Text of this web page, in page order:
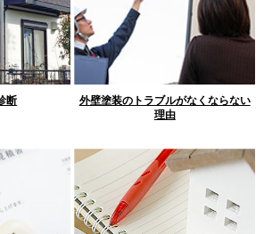
断
外壁塗装のトラブルがなくならない
理由